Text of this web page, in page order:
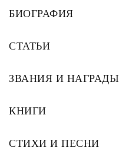
БИОГРАФИЯ
СТАТЬИ
ЗВАНИЯ И НАГРАДЫ
КНИГИ
СТИХИ И ПЕСНИ